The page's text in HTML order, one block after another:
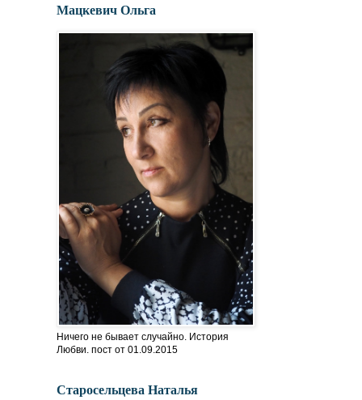
Мацкевич Ольга
Ничего не бывает случайно. История
Любви. пост от 01.09.2015
Старосельцева Наталья